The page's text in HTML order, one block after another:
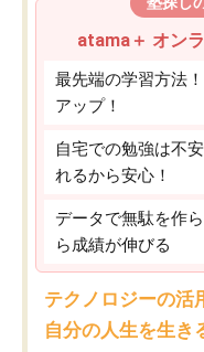
atama＋ オン
最先端の学習方法
アップ！
自宅での勉強は不
れるから安心！
データで無駄を作
ら成績が伸びる
テクノロジーの活
自分の人生を生き